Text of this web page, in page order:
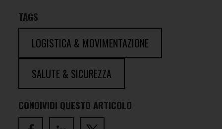
TAGS
LOGISTICA & MOVIMENTAZIONE
SALUTE & SICUREZZA
CONDIVIDI QUESTO ARTICOLO